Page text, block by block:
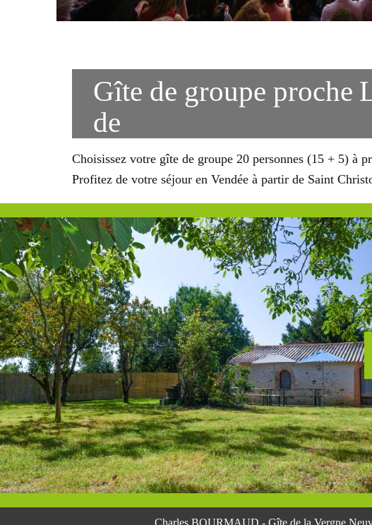
Gîte de groupe proche
de
Choisissez votre gîte de groupe 20 personnes (15 + 5) à
Profitez de votre séjour en Vendée à partir de Saint
Charles BOURMAUD - Gîte de la Vergne